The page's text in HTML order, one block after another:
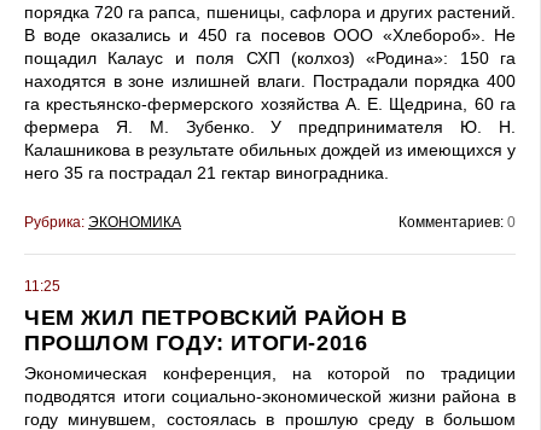
порядка 720 га рапса, пшеницы, сафлора и других растений.
В воде оказались и 450 га посевов ООО «Хлебороб». Не
пощадил Калаус и поля СХП (колхоз) «Родина»: 150 га
находятся в зоне излишней влаги. Пострадали порядка 400
га крестьянско-фермерского хозяйства А. Е. Щедрина, 60 га
фермера Я. М. Зубенко. У предпринимателя Ю. Н.
Калашникова в результате обильных дождей из имеющихся у
него 35 га пострадал 21 гектар виноградника.
Рубрика: ЭКОНОМИКА Комментариев: 0
11:25
ЧЕМ ЖИЛ ПЕТРОВСКИЙ РАЙОН В
ПРОШЛОМ ГОДУ: ИТОГИ-2016
Экономическая конференция, на которой по традиции
подводятся итоги социально-экономической жизни района в
году минувшем, состоялась в прошлую среду в большом